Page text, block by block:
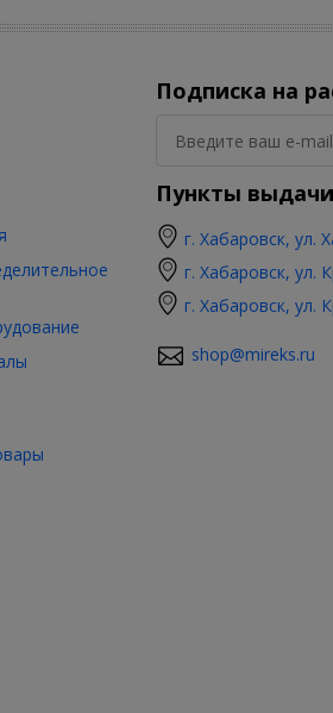
Подписка на
Пункты выдачи
г. Хабаровск, ул.
г. Хабаровск, ул.
г. Хабаровск, ул.
shop@mireks.ru